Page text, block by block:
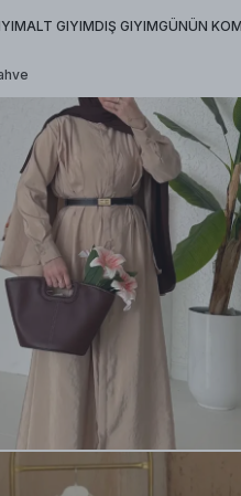
ALT GIYIMDIŞ GIYIMGÜNÜN